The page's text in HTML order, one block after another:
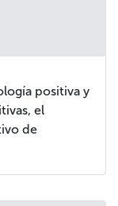
positiva y
el
de